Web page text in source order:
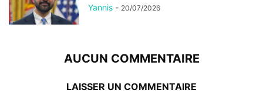
Yannis - 20/07/2026
AUCUN COMMENTAIRE
LAISSER UN COMMENTAIRE